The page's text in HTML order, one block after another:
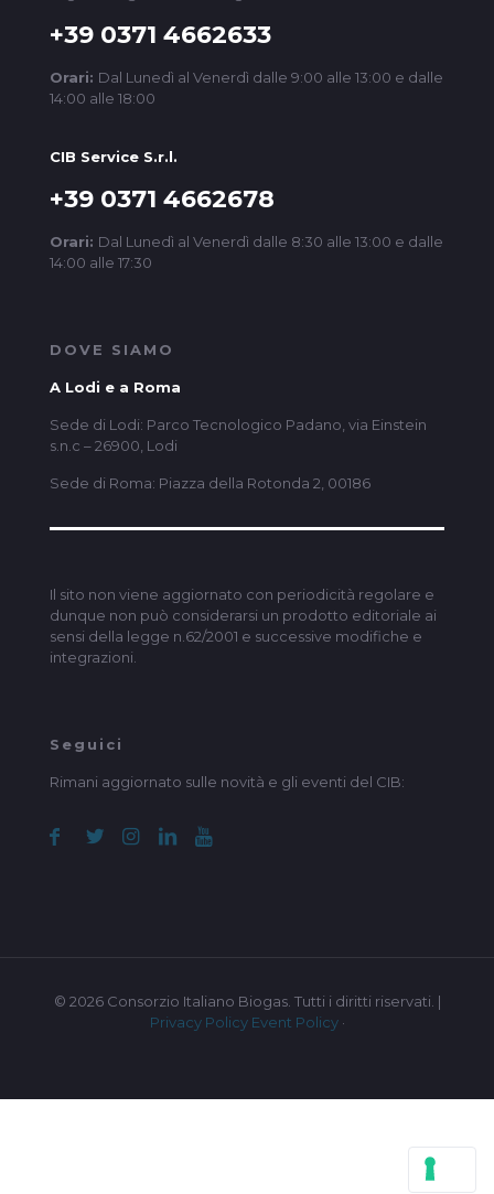
+39 0371 4662633
Orari: Dal Lunedì al Venerdì dalle 9:00 alle 13:00 e dalle
14:00 alle 18:00
CIB Service S.r.l.
+39 0371 4662678
Orari: Dal Lunedì al Venerdì dalle 8:30 alle 13:00 e dalle
14:00 alle 17:30
DOVE SIAMO
A Lodi e a Roma
Sede di Lodi: Parco Tecnologico Padano, via Einstein
s.n.c – 26900, Lodi
Sede di Roma: Piazza della Rotonda 2, 00186
Il sito non viene aggiornato con periodicità regolare e
dunque non può considerarsi un prodotto editoriale ai
sensi della legge n.62/2001 e successive modifiche e
integrazioni.
Seguici
Rimani aggiornato sulle novità e gli eventi del CIB:
© 2026 Consorzio Italiano Biogas. Tutti i diritti riservati. |
Privacy Policy Event Policy·